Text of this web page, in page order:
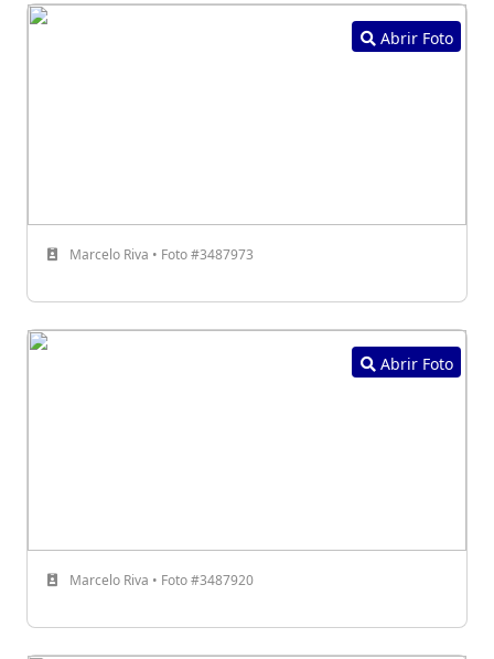
Abrir Foto
Marcelo Riva • Foto #3487973
Abrir Foto
Marcelo Riva • Foto #3487920